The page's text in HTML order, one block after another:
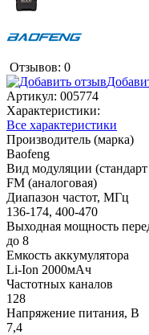
Отзывов: 0
Артикул: 005774
Характеристики:
Все характеристики
Производитель (марка)
Baofeng
Вид модуляции (стандарт
FM (аналоговая)
Диапазон частот, МГц
136-174, 400-470
Выходная мощность
до 8
Емкость аккумулятора
Li-Ion 2000мАч
Частотных каналов
128
Напряжение питания, В
7,4